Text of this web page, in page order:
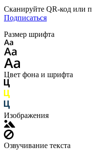
Сканируйте QR-код или
Подписаться
Размер шрифта
Цвет фона и шрифта
Изображения
Озвучивание текста